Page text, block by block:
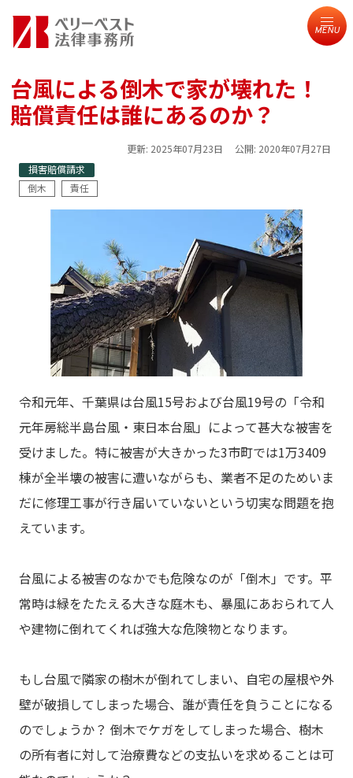
MENU
台風による倒木で家が壊れた！
賠償責任は誰にあるのか？
更新: 2025年07月23日 公開: 2020年07月27日
損害賠償請求
倒木
責任
令和元年、千葉県は台風15号および台風19号の「令和
元年房総半島台風・東日本台風」によって甚大な被害を
受けました。特に被害が大きかった3市町では1万3409
棟が全半壊の被害に遭いながらも、業者不足のためいま
だに修理工事が行き届いていないという切実な問題を抱
えています。
台風による被害のなかでも危険なのが「倒木」です。平
常時は緑をたたえる大きな庭木も、暴風にあおられて人
や建物に倒れてくれば強大な危険物となります。
もし台風で隣家の樹木が倒れてしまい、自宅の屋根や外
壁が破損してしまった場合、誰が責任を負うことになる
のでしょうか？ 倒木でケガをしてしまった場合、樹木
の所有者に対して治療費などの支払いを求めることは可